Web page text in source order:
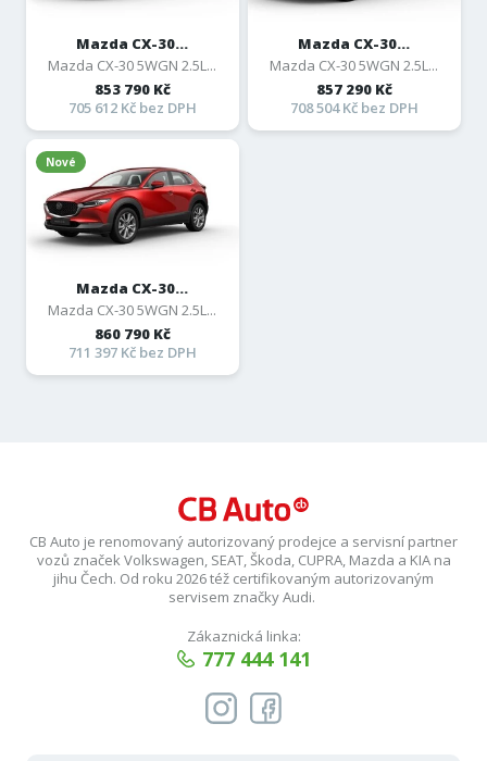
Mazda CX-30...
Mazda CX-30 5WGN 2.5L...
853 790 Kč
705 612 Kč bez DPH
Mazda CX-30...
Mazda CX-30 5WGN 2.5L...
857 290 Kč
708 504 Kč bez DPH
Nové
Mazda CX-30...
Mazda CX-30 5WGN 2.5L...
860 790 Kč
711 397 Kč bez DPH
CB Auto je renomovaný autorizovaný prodejce a servisní partner
vozů značek Volkswagen, SEAT, Škoda, CUPRA, Mazda a KIA na
jihu Čech. Od roku 2026 též certifikovaným autorizovaným
servisem značky Audi.
Zákaznická linka:
777 444 141